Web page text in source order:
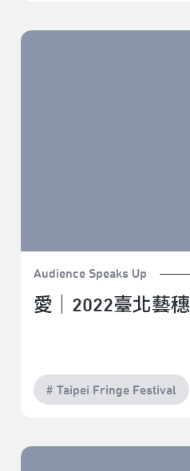
愛｜2022臺北藝穗節《愛滋味
Audience Speaks Up
愛｜2022臺北藝
# Taipei Fringe Festival
平行時空,為夢想加油｜2022